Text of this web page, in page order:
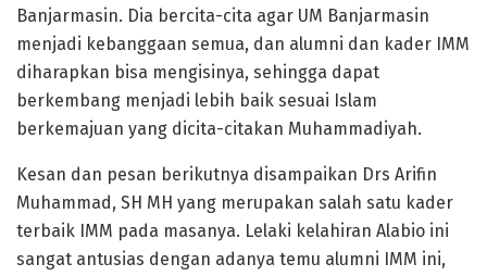
Banjarmasin. Dia bercita-cita agar UM Banjarmasin
menjadi kebanggaan semua, dan alumni dan kader IMM
diharapkan bisa mengisinya, sehingga dapat
berkembang menjadi lebih baik sesuai Islam
berkemajuan yang dicita-citakan Muhammadiyah.
Kesan dan pesan berikutnya disampaikan Drs Arifin
Muhammad, SH MH yang merupakan salah satu kader
terbaik IMM pada masanya. Lelaki kelahiran Alabio ini
sangat antusias dengan adanya temu alumni IMM ini,